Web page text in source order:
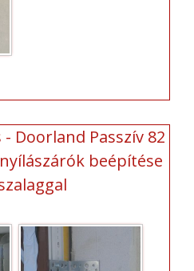
Doorland Passzív 82
beépítése